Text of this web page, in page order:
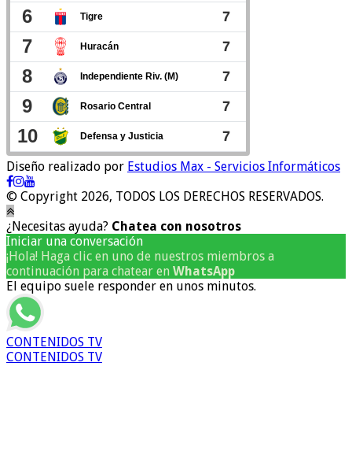
Diseño realizado por Estudios Max - Servicios Informáticos
© Copyright 2026, TODOS LOS DERECHOS RESERVADOS.
¿Necesitas ayuda? Chatea con nosotros
Iniciar una conversación
¡Hola! Haga clic en uno de nuestros miembros a
continuación para chatear en WhatsApp
El equipo suele responder en unos minutos.
CONTENIDOS TV
CONTENIDOS TV